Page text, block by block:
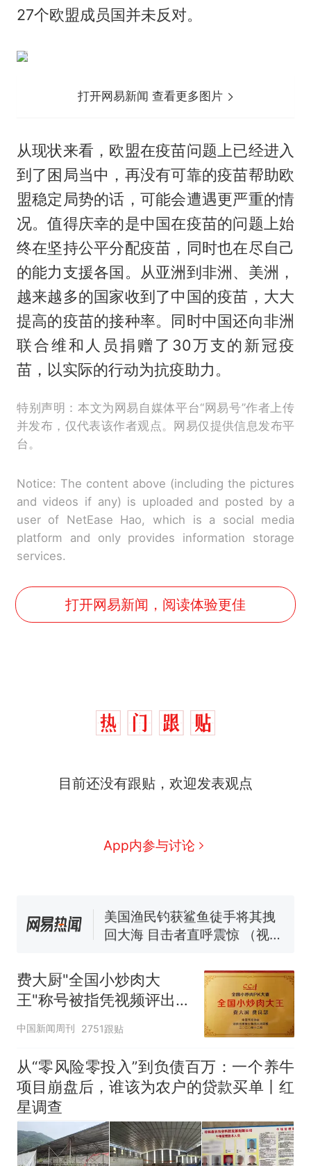
27个欧盟成员国并未反对。
打开网易新闻 查看更多图片
从现状来看，欧盟在疫苗问题上已经进入
到了困局当中，再没有可靠的疫苗帮助欧
盟稳定局势的话，可能会遭遇更严重的情
况。值得庆幸的是中国在疫苗的问题上始
终在坚持公平分配疫苗，同时也在尽自己
的能力支援各国。从亚洲到非洲、美洲，
越来越多的国家收到了中国的疫苗，大大
提高的疫苗的接种率。同时中国还向非洲
联合维和人员捐赠了30万支的新冠疫
苗，以实际的行动为抗疫助力。
特别声明：本文为网易自媒体平台“网易号”作者上传
并发布，仅代表该作者观点。网易仅提供信息发布平
台。
Notice: The content above (including the pictures
and videos if any) is uploaded and posted by a
user of NetEase Hao, which is a social media
platform and only provides information storage
services.
打开网易新闻，阅读体验更佳
目前还没有跟贴，欢迎发表观点
App内参与讨论
热
那个在床头放菜刀的女孩，
么？
协会回应
男子上山采菌偶然发现鸡枞菌
窝，原地守1天等它长大：挖了
美国渔民钓获鲨鱼徒手将其拽
回大海 目击者直呼震惊 （视频
因老师一句“跟我回家”改写了
人生
费大厨"全国小炒肉大
王"称号被指凭视频评出
官方回应
中国新闻周刊 2751跟贴
从“零风险零投入”到负债百万：一个养牛
项目崩盘后，谁该为农户的贷款买单丨红
星调查